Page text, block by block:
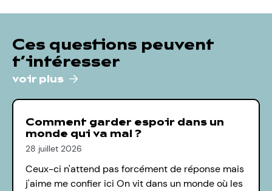
Ces questions peuvent
t’intéresser
voir plus
Comment garder espoir dans un
monde qui va mal ?
28 juillet 2026
Ceux-ci n'attend pas forcément de réponse mais
j'aime me confier ici On vit dans un monde où les